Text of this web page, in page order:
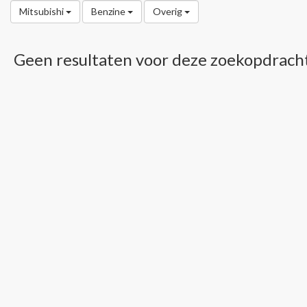
Mitsubishi Benzine Overig
Geen resultaten voor deze